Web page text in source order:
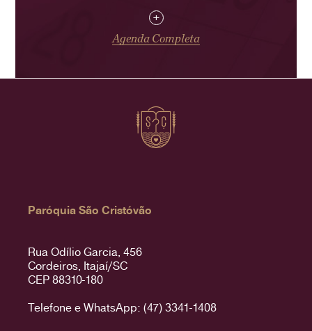
+
Agenda Completa
Paróquia São Cristóvão
Rua Odílio Garcia, 456
Cordeiros, Itajaí/SC
CEP 88310-180
Telefone e WhatsApp: (47) 3341-1408